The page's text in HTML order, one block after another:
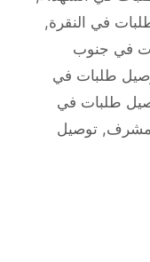
في النقرة,
في جنوب
طلبات في
طلبات في
مشرف, توصيل